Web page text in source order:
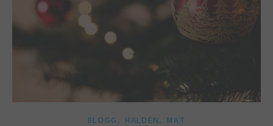
BLOGG , HALDEN, MAT